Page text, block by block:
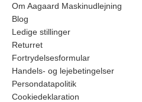
Om Aagaard Maskinudlejning
Blog
Ledige stillinger
Returret
Fortrydelsesformular
Handels- og lejebetingelser
Persondatapolitik
Cookiedeklaration